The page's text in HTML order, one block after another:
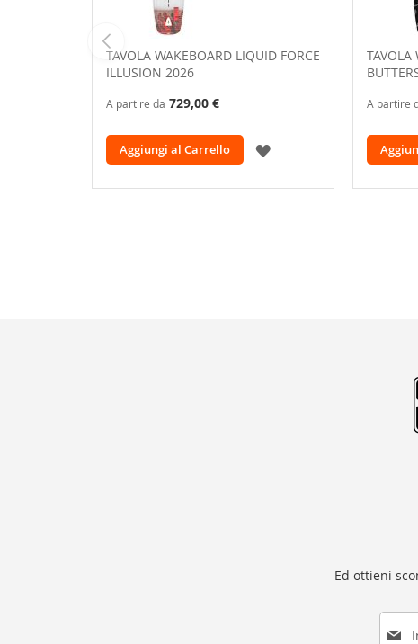
TAVOLA WAKEBOARD LIQUID FORCE
ILLUSION 2026
A partire da 729,00 €
Aggiungi al Carrello
AGGIUNGI
TAVOLA
A partire
Ed ottieni
I